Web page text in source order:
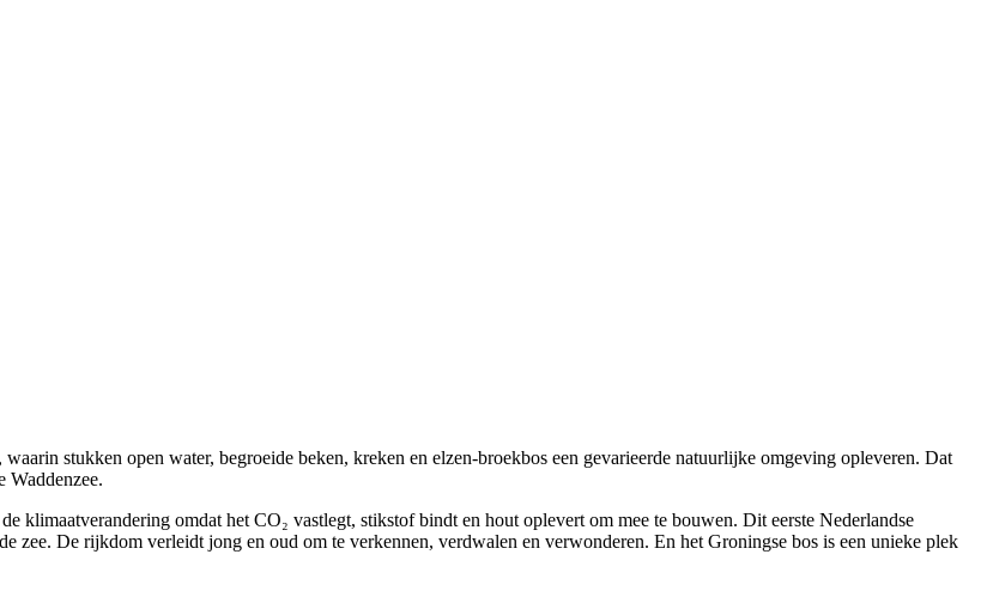
stukken open water, begroeide beken, kreken en elzen-broekbos een gevarieerde natuurlijke omgeving opleveren. Dat
Waddenzee.
klimaatverandering omdat het CO₂ vastlegt, stikstof bindt en hout oplevert om mee te bouwen. Dit eerste Nederlandse
zee. De rijkdom verleidt jong en oud om te verkennen, verdwalen en verwonderen. En het Groningse bos is een unieke plek